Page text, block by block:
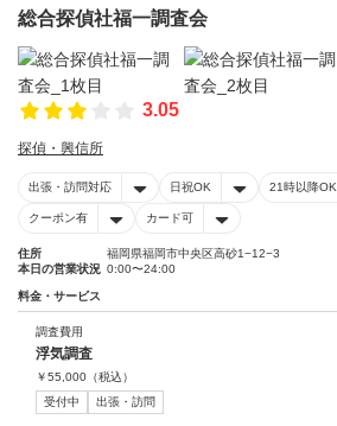
総合探偵社福一調査会
3.05
探偵・興信所
出張・訪問対応 日祝OK 21時以降OK
クーポン有 カード可
住所
福岡県福岡市中央区高砂1−12−3
本日の営業状況 0:00〜24:00
料金・サービス
調査費用
浮気調査
￥55,000 （税込）
受付中
出張・訪問